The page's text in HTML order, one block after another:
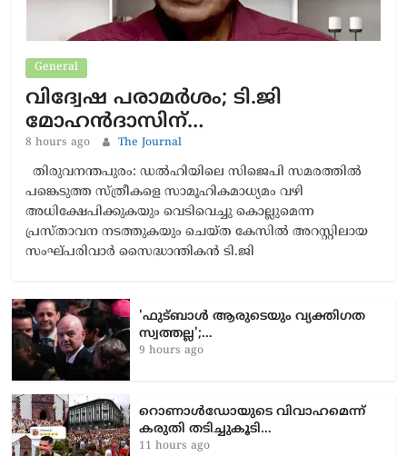
General
വിദ്വേഷ പരാമര്‍ശം; ടി.ജി
മോഹന്‍ദാസിന്…
8 hours ago The Journal
തിരുവനന്തപുരം: ഡല്‍ഹിയിലെ സിജെപി സമരത്തില്‍
പങ്കെടുത്ത സ്ത്രീകളെ സാമൂഹികമാധ്യമം വഴി
അധിക്ഷേപിക്കുകയും വെടിവെച്ചു കൊല്ലുമെന്ന
പ്രസ്താവന നടത്തുകയും ചെയ്ത കേസില്‍ അറസ്റ്റിലായ
സംഘ്പരിവാര്‍ സൈദ്ധാന്തികന്‍ ടി.ജി
'ഫുട്ബാൾ ആരുടെയും വ്യക്തിഗത
സ്വത്തല്ല';…
9 hours ago
റൊണാൾഡോയുടെ വിവാഹമെന്ന്
കരുതി തടിച്ചുകൂടി…
11 hours ago